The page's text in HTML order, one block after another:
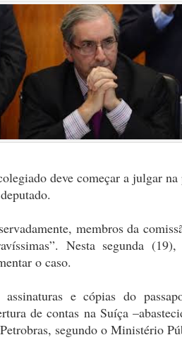
deve começar a julgar
membros da
Nesta segunda
o caso.
assinaturas e cópias do
de contas na Suíça
segundo o Ministério